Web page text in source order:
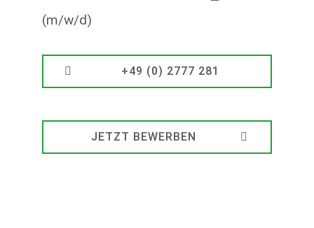
(m/w/d)
+49 (0) 2777 281
JETZT BEWERBEN